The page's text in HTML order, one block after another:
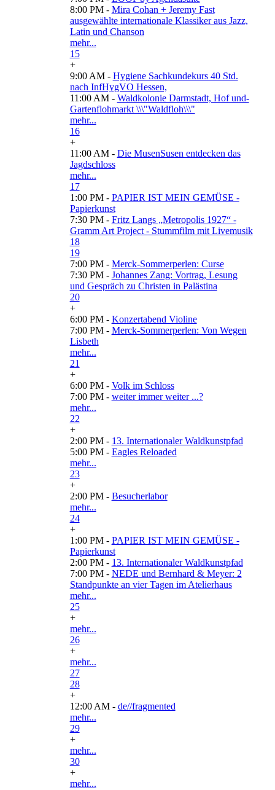
8:00 PM - Mira Cohan + Jeremy Fast
ausgewählte internationale Klassiker aus Jazz,
Latin und Chanson
mehr...
15
+
9:00 AM - Hygiene Sachkundekurs 40 Std.
nach InfHygVO Hessen,
11:00 AM - Waldkolonie Darmstadt, Hof und-
Gartenflohmarkt \\\"Waldfloh\\\"
mehr...
16
+
11:00 AM - Die MusenSusen entdecken das
Jagdschloss
mehr...
17
1:00 PM - PAPIER IST MEIN GEMÜSE -
Papierkunst
7:30 PM - Fritz Langs „Metropolis 1927“ -
Gramm Art Project - Stummfilm mit Livemusik
18
19
7:00 PM - Merck-Sommerperlen: Curse
7:30 PM - Johannes Zang: Vortrag, Lesung
und Gespräch zu Christen in Palästina
20
+
6:00 PM - Konzertabend Violine
7:00 PM - Merck-Sommerperlen: Von Wegen
Lisbeth
mehr...
21
+
6:00 PM - Volk im Schloss
7:00 PM - weiter immer weiter ...?
mehr...
22
+
2:00 PM - 13. Internationaler Waldkunstpfad
5:00 PM - Eagles Reloaded
mehr...
23
+
2:00 PM - Besucherlabor
mehr...
24
+
1:00 PM - PAPIER IST MEIN GEMÜSE -
Papierkunst
2:00 PM - 13. Internationaler Waldkunstpfad
7:00 PM - NEDE und Bernhard & Meyer: 2
Standpunkte an vier Tagen im Atelierhaus
mehr...
25
+
mehr...
26
+
mehr...
27
28
+
12:00 AM - de//fragmented
mehr...
29
+
mehr...
30
+
mehr...